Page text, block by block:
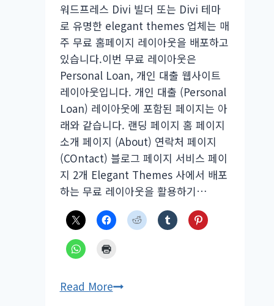
워드프레스 Divi 빌더 또는 Divi 테마
로 유명한 elegant themes 업체는 매
주 무료 홈페이지 레이아웃을 배포하고
있습니다.이번 무료 레이아웃은
Personal Loan, 개인 대출 웹사이트
레이아웃입니다. 개인 대출 (Personal
Loan) 레이아웃에 포함된 페이지는 아
래와 같습니다. 랜딩 페이지 홈 페이지
소개 페이지 (About) 연락처 페이지
(COntact) 블로그 페이지 서비스 페이
지 2개 Elegant Themes 사에서 배포
하는 무료 레이아웃을 활용하기…
Read More워